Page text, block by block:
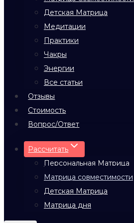
Детская Матрица
Медитации
Практики
Чакры
Энергии
Все статьи
Отзывы
Стоимость
Вопрос/Ответ
Рассчитать
Персональная Матрица
Матрица совместимости
Детская Матрица
Матрица дня